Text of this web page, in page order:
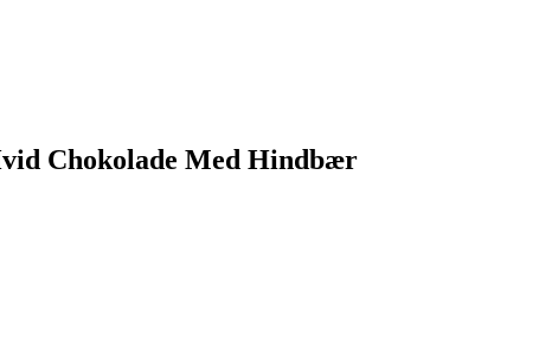
Chokolade Med Hindbær